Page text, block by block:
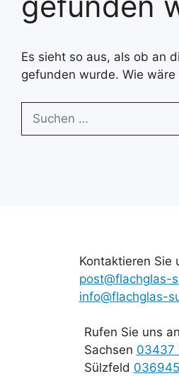
Es sieht so aus, als ob an
gefunden wurde. Wie wäre
nach:
Kontaktieren Sie
post@flachglas-
info@flachglas-
Rufen Sie uns
Sachsen 03437
Sülzfeld